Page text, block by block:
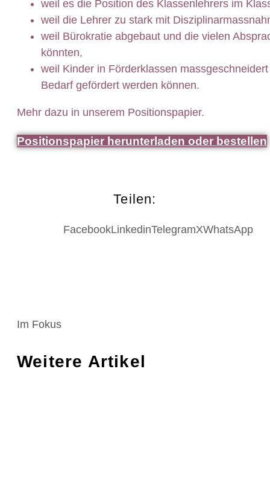
weil es die Position des Klassenlehrers im
weil die Lehrer zu stark mit
weil Bürokratie abgebaut und die vielen
könnten,
weil Kinder in Förderklassen
Bedarf gefördert werden können.
Mehr dazu in unserem Positionspapier.
Positionspapier herunterladen oder bestellen
Teilen:
FacebookLinkedinTelegramXWhatsApp
Im Fokus
Weitere Artikel